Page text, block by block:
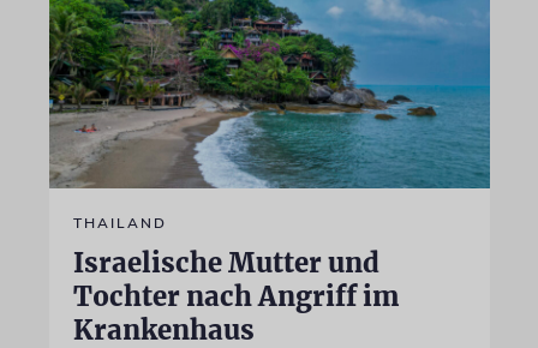
THAILAND
Israelische Mutter und
Tochter nach Angriff im
Krankenhaus